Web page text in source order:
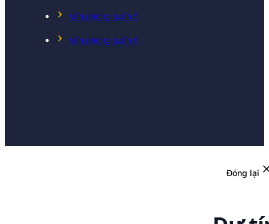
Văn phòng quận 5
Văn phòng quận 6
Đóng lại